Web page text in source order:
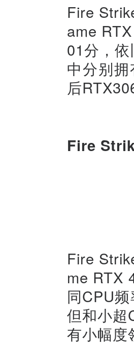
Fire
ame
01分，
中分别
后
Fire
Fire
me RTX
同CPU
但和小超
有小幅度